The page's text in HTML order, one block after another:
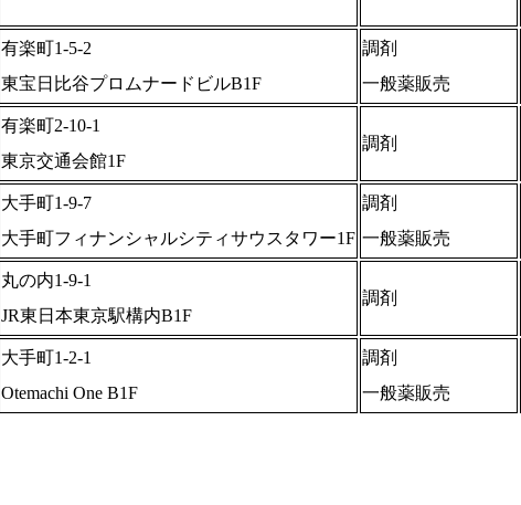
有楽町1-5-2
東宝日比谷プロムナードビルB1F
調剤
一般薬販売
有楽町2-10-1
東京交通会館1F
調剤
大手町1-9-7
大手町フィナンシャルシティサウスタワー1F
調剤
一般薬販売
丸の内1-9-1
JR東日本東京駅構内B1F
調剤
大手町1-2-1
Otemachi One B1F
調剤
一般薬販売